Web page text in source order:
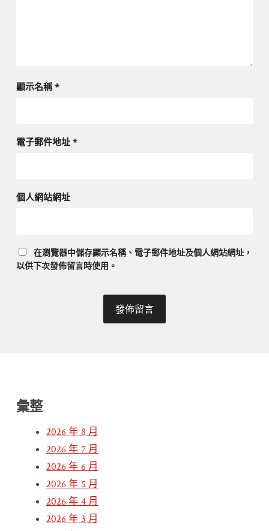
顯示名稱*
電子郵件地址 *
個人網站網址
在瀏覽器中儲存顯示名稱、電子郵件地址及個人網站網址，
以供下次發佈留言時使用。
彙整
2026 年 8 月
2026 年 7 月
2026 年 6 月
2026 年 5 月
2026 年 4 月
2026 年 3 月